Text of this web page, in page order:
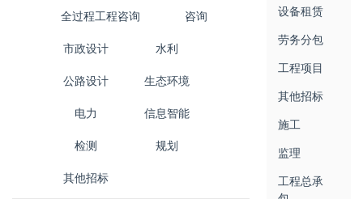
全过程工程咨询 咨询
市政设计 水利
公路设计 生态环境
电力 信息智能
检测 规划
其他招标
设备租赁
劳务分包
工程项目
其他招标
施工
监理
工程总承